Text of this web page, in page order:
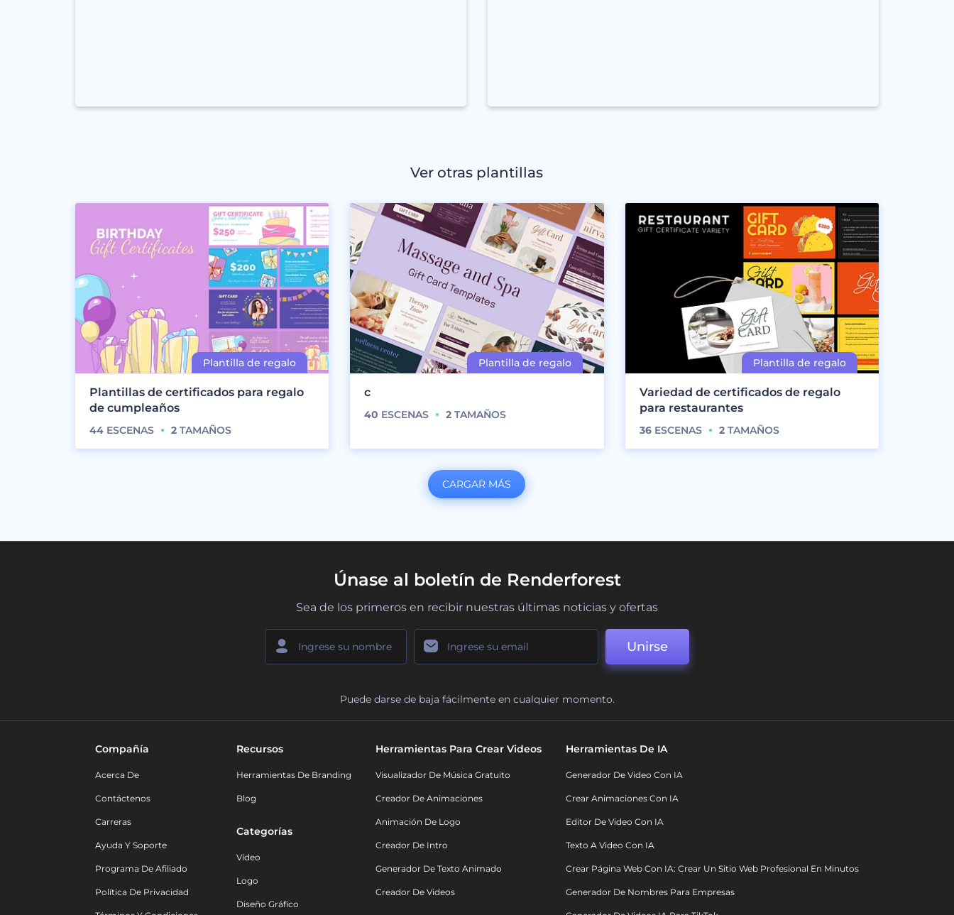
Ver otras plantillas
Plantillas de certificados para regalo
de cumpleaños
44 ESCENAS 2 TAMAÑOS
c
40 ESCENAS 2 TAMAÑOS
Variedad de certificados de regalo
para restaurantes
36ESCENAS 2TAMAÑOS
CARGAR MÁS
Únase al boletín de Renderforest
Sea de los primeros en recibir nuestras últimas noticias y ofertas
Unirse
Puede darse de baja fácilmente en cualquier momento.
Compañía
Acerca De
Contáctenos
Carreras
Ayuda Y Soporte
Programa De Afiliado
Política De Privacidad
Recursos
Herramientas De Branding
Blog
Categorías
Vídeo
Logo
Diseño Gráfico
Herramientas Para Crear Videos
Visualizador De Música Gratuito
Creador De Animaciones
Animación De Logo
Creador De Intro
Generador De Texto Animado
Creador De Videos
Herramientas De IA
Generador De Video Con IA
Crear Animaciones Con IA
Editor De Video Con IA
Texto A Video Con IA
Crear Página Web Con IA: Crear Un Sitio Web Profesional En Minutos
Generador De Nombres Para Empresas